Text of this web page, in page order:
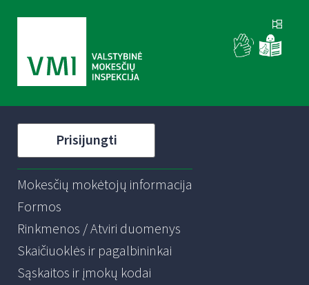
Prisijungti
Mokesčių mokėtojų informacija
Formos
Rinkmenos / Atviri duomenys
Skaičiuoklės ir pagalbininkai
Sąskaitos ir įmokų kodai